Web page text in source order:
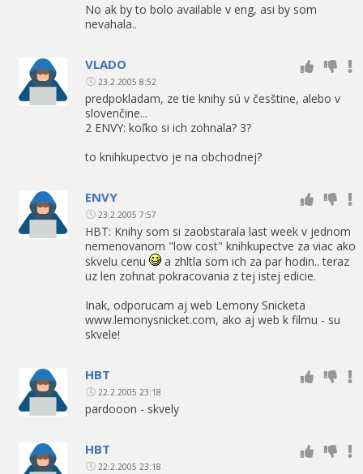
No ak by to bolo available v eng, asi by som
nevahala..
VLADO
23.2.2005 8:52
predpokladam, ze tie knihy sú v česštine, alebo v
slovenčine...
2 ENVY: koľko si ich zohnala? 3?
to knihkupectvo je na obchodnej?
ENVY
23.2.2005 7:57
HBT: Knihy som si zaobstarala last week v jednom
nemenovanom "low cost" knihkupectve za viac ako
skvelu cenu
a zhltla som ich za par hodin.. teraz
uz len zohnat pokracovania z tej istej edicie.
Inak, odporucam aj web Lemony Snicketa
www.lemonysnicket.com, ako aj web k filmu - su
skvele!
HBT
22.2.2005 23:18
pardooon - skvely
HBT
22.2.2005 23:18